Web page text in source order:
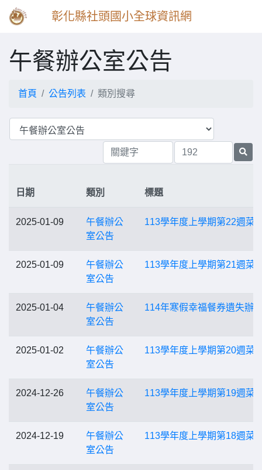
彰化縣社頭國小全球資訊網
午餐辦公室公告
首頁 公告列表 類別搜尋
日期 類別 標題
2025-01-09
午餐辦公
室公告
113學年度上學期第22週菜
2025-01-09
午餐辦公
室公告
113學年度上學期第21週菜
2025-01-04
午餐辦公
室公告
114年寒假幸福餐券遺失辦
2025-01-02
午餐辦公
室公告
113學年度上學期第20週菜
2024-12-26
午餐辦公
室公告
113學年度上學期第19週菜
2024-12-19
午餐辦公
室公告
113學年度上學期第18週菜